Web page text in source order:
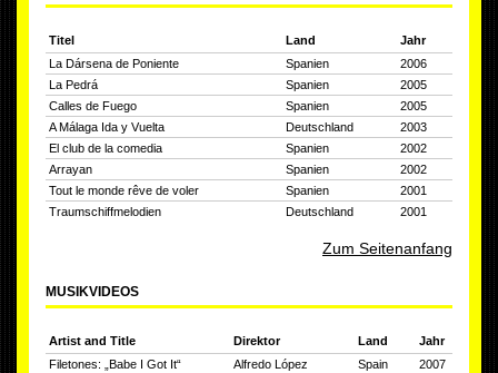
Titel Land
Jahr
La Dársena de Poniente
Spanien
2006
La Pedrá
Spanien
2005
Calles de Fuego
Spanien
2005
A Málaga Ida y Vuelta
Deutschland
2003
El club de la comedia
Spanien
2002
Arrayan
Spanien
2002
Tout le monde rêve de voler
Spanien
2001
Traumschiffmelodien
Deutschland 2001
Zum Seitenanfang
MUSIKVIDEOS
Artist and Title Direktor Land
Jahr
Filetones: „Babe I Got It“
Alfredo López Spain
2007